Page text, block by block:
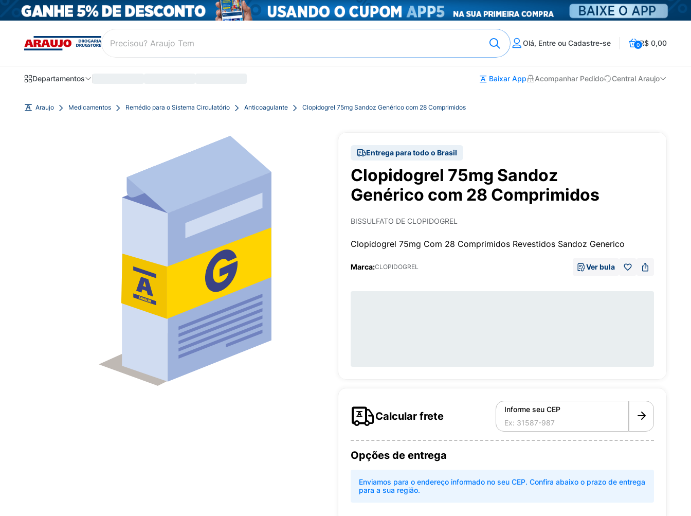
Olá, Entre ou Cadastre-se 0R$ 0,00
Departamentos Baixar App Acompanhar Pedido Central Araujo
Araujo Medicamentos Remédio para o Sistema Circulatório Anticoagulante Clopidogrel 75mg Sandoz Genérico com 28 Comprimidos
Entrega para todo o Brasil
Clopidogrel 75mg Sandoz
Genérico com 28 Comprimidos
BISSULFATO DE CLOPIDOGREL
Clopidogrel 75mg Com 28 Comprimidos Revestidos Sandoz Generico
Marca:CLOPIDOGREL Ver bula
Calcular frete
Informe seu CEP
Opções de entrega
Enviamos para o endereço informado no seu CEP. Confira abaixo o prazo de entrega
para a sua região.